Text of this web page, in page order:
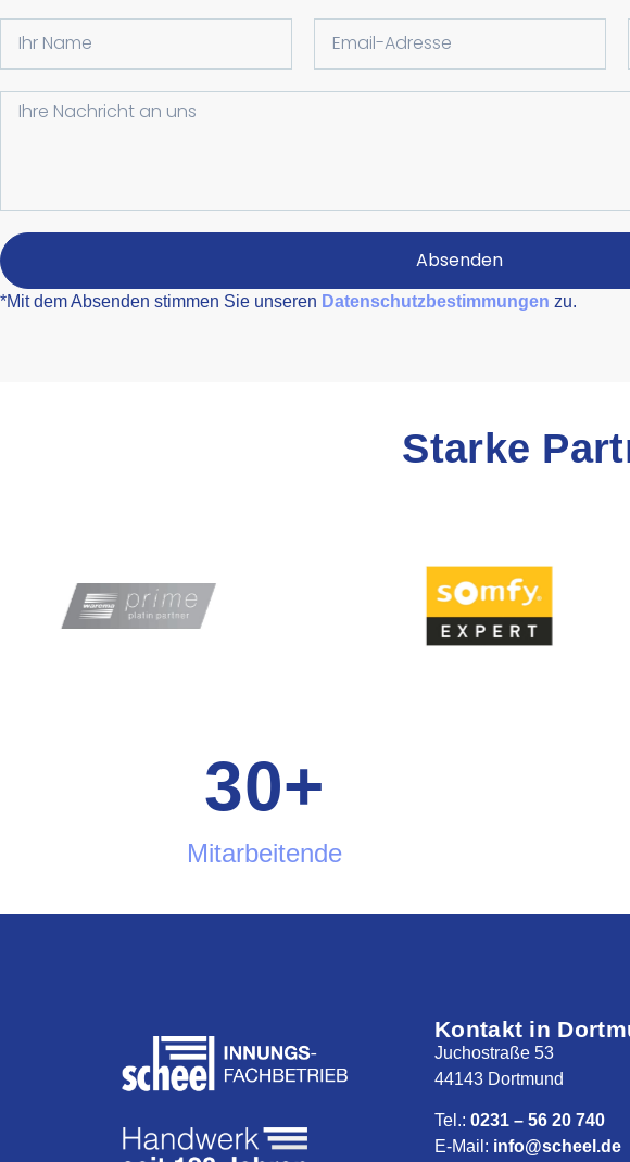
Absenden
*Mit dem Absenden stimmen Sie unseren Datenschutzbestimmungen zu.
Starke
Mitarbeitende
30+
Kontakt in
Juchostraße 53
44143 Dortmund
Tel.: 0231 – 56 20 740
E-Mail: info@scheel.de